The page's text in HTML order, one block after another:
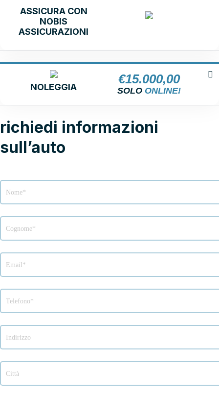
ASSICURA CON
NOBIS
ASSICURAZIONI
NOLEGGIA
€15.000,00
SOLO ONLINE!
richiedi informazioni
sull’auto
richiesta
info
veicolo